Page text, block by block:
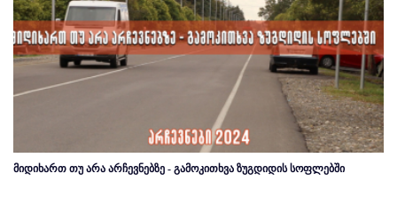
მიდიხართ თუ არა არჩევნებზე - გამოკითხვა ზუგდიდის სოფლებში